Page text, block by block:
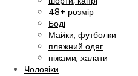
48+ розмір
Боді
Майки, футболки
пляжний одяг
піжами, халати
Чоловіки